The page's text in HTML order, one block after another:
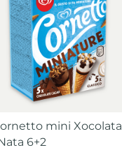
mini Xocolata
6+2